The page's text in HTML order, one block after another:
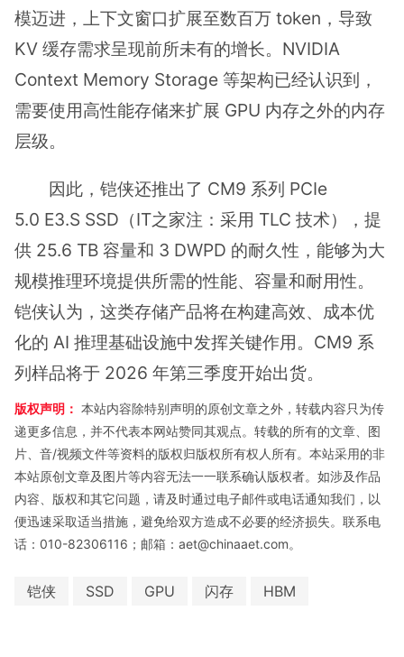
模迈进，上下文窗口扩展至数百万 token，导致
KV 缓存需求呈现前所未有的增长。NVIDIA
Context Memory Storage 等架构已经认识到，
需要使用高性能存储来扩展 GPU 内存之外的内存
层级。
因此，铠侠还推出了 CM9 系列 PCIe
5.0 E3.S SSD（IT之家注：采用 TLC 技术），提
供 25.6 TB 容量和 3 DWPD 的耐久性，能够为大
规模推理环境提供所需的性能、容量和耐用性。
铠侠认为，这类存储产品将在构建高效、成本优
化的 AI 推理基础设施中发挥关键作用。CM9 系
列样品将于 2026 年第三季度开始出货。
版权声明： 本站内容除特别声明的原创文章之外，转载内容只为传
递更多信息，并不代表本网站赞同其观点。转载的所有的文章、图
片、音/视频文件等资料的版权归版权所有权人所有。本站采用的非
本站原创文章及图片等内容无法一一联系确认版权者。如涉及作品
内容、版权和其它问题，请及时通过电子邮件或电话通知我们，以
便迅速采取适当措施，避免给双方造成不必要的经济损失。联系电
话：010-82306116；邮箱：aet@chinaaet.com。
铠侠 SSD GPU 闪存 HBM